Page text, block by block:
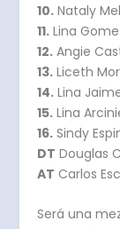
10. Nataly
11. Lina
12. Angie
13. Liceth
14. Lina
15. Lina
16. Sindy
DT Douglas
AT Carlos
Será una